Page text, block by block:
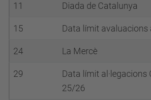
11 Diada de Catalunya
15 Data límit avaluacions
24 La Mercè
29
Data límit al·legacions
25/26